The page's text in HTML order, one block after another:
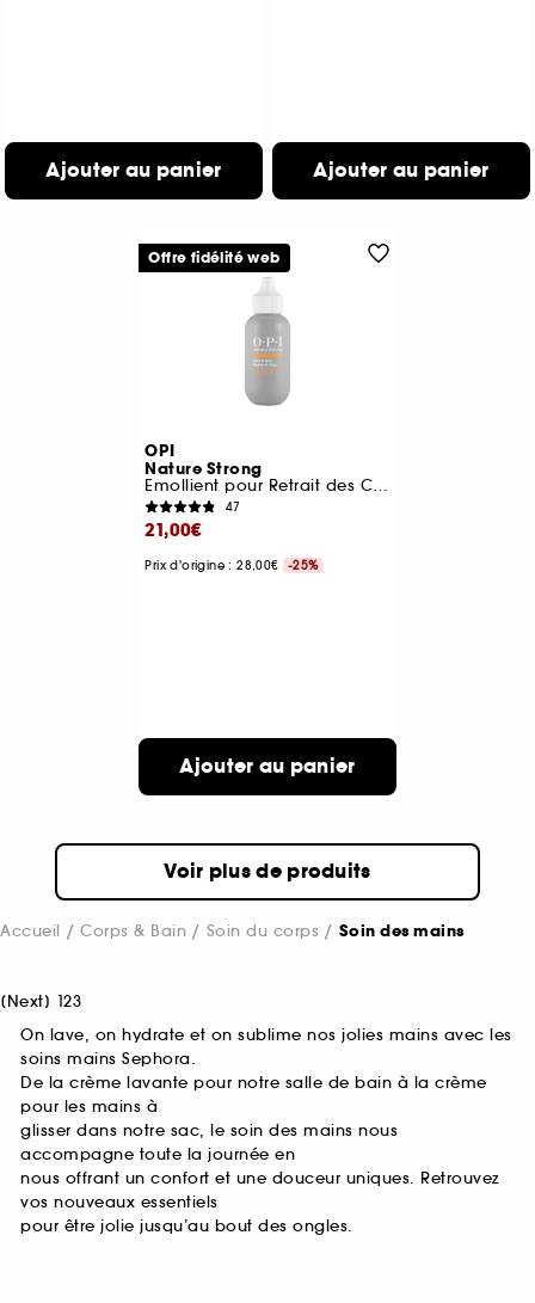
Ajouter au panier Ajouter au panier
OPI
Nature Strong
Emollient pour Retrait des Cuticules
47
21,00€
Prix d'origine : 28,00€ -25%
Ajouter au panier
Offre fidélité web
Voir plus de produits
Accueil Corps & Bain Soin du corps Soin des mains
[Next] 123
On lave, on hydrate et on sublime nos jolies mains avec les
soins mains Sephora.
De la crème lavante pour notre salle de bain à la crème
pour les mains à
glisser dans notre sac, le soin des mains nous
accompagne toute la journée en
nous offrant un confort et une douceur uniques. Retrouvez
vos nouveaux essentiels
pour être jolie jusqu’au bout des ongles.